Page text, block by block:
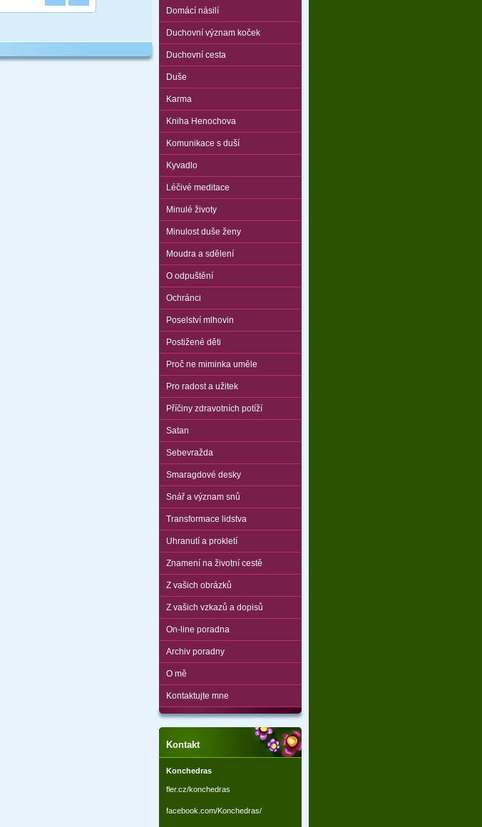
Domácí násilí
Duchovní význam koček
Duchovní cesta
Duše
Karma
Kniha Henochova
Komunikace s duší
Kyvadlo
Léčivé meditace
Minulé životy
Minulost duše ženy
Moudra a sdělení
O odpuštění
Ochránci
Poselství mlhovin
Postižené děti
Proč ne miminka uměle
Pro radost a užitek
Příčiny zdravotních potíží
Satan
Sebevražda
Smaragdové desky
Snář a význam snů
Transformace lidstva
Uhranutí a prokletí
Znamení na životní cestě
Z vašich obrázků
Z vašich vzkazů a dopisů
On-line poradna
Archiv poradny
O mě
Kontaktujte mne
Kontakt
Konchedras
fler.cz/konchedras
facebook.com/Konchedras/